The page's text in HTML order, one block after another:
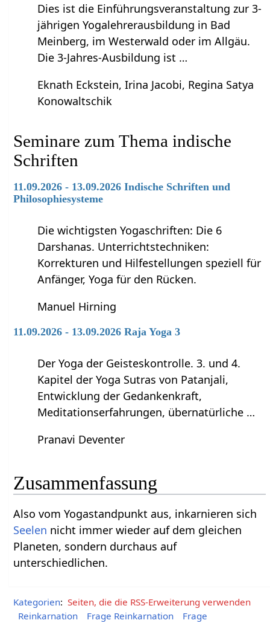
Dies ist die Einführungsveranstaltung zur 3-
jährigen Yogalehrerausbildung in Bad
Meinberg, im Westerwald oder im Allgäu.
Die 3-Jahres-Ausbildung ist …
Eknath Eckstein, Irina Jacobi, Regina Satya
Konowaltschik
Seminare zum Thema indische
Schriften
11.09.2026 - 13.09.2026 Indische Schriften und
Philosophiesysteme
Die wichtigsten Yogaschriften: Die 6
Darshanas. Unterrichtstechniken:
Korrekturen und Hilfestellungen speziell für
Anfänger, Yoga für den Rücken.
Manuel Hirning
11.09.2026 - 13.09.2026 Raja Yoga 3
Der Yoga der Geisteskontrolle. 3. und 4.
Kapitel der Yoga Sutras von Patanjali,
Entwicklung der Gedankenkraft,
Meditationserfahrungen, übernatürliche …
Pranavi Deventer
Zusammenfassung
Also vom Yogastandpunkt aus, inkarnieren sich
Seelen nicht immer wieder auf dem gleichen
Planeten, sondern durchaus auf
unterschiedlichen.
Kategorien: Seiten, die die RSS-Erweiterung verwenden
Reinkarnation
Frage Reinkarnation Frage